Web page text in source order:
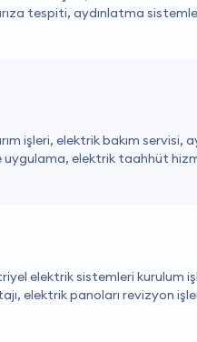
tespiti, aydınlatma
işleri, elektrik bakım
uygulama, elektrik taahhüt
elektrik sistemleri kurulum
elektrik panoları revizyon